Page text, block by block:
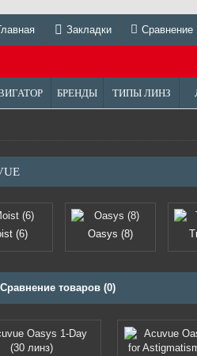
Закладки Сравнение
БРЕНДЫ ТИПЫ ЛИНЗ
(6) Oasys (8)
Сравнение товаров (0)